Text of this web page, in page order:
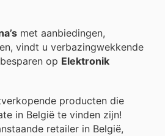
met aanbiedingen,
vindt u verbazingwekkende
op Elektronik
producten die
in België te vinden zijn!
retailer in België,